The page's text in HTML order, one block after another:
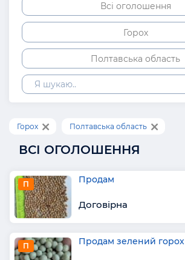
Всі оголошення
Горох
Полтавська область
Горох Полтавська область
ВСІ ОГОЛОШЕННЯ
П Продам
Договірна
П Продам зелений горох